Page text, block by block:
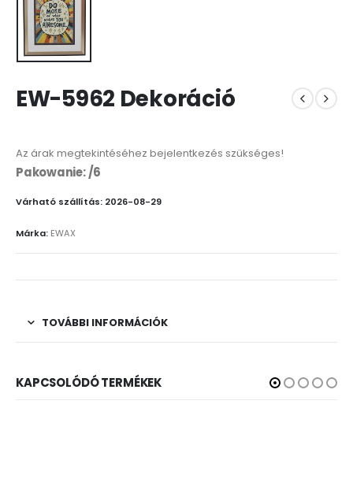
EW-5962 Dekoráció
Az árak megtekintéséhez bejelentkezés szükséges!
Pakowanie: /6
Várható szállítás: 2026-08-29
Márka: EWAX
TOVÁBBI INFORMÁCIÓK
KAPCSOLÓDÓ TERMÉKEK